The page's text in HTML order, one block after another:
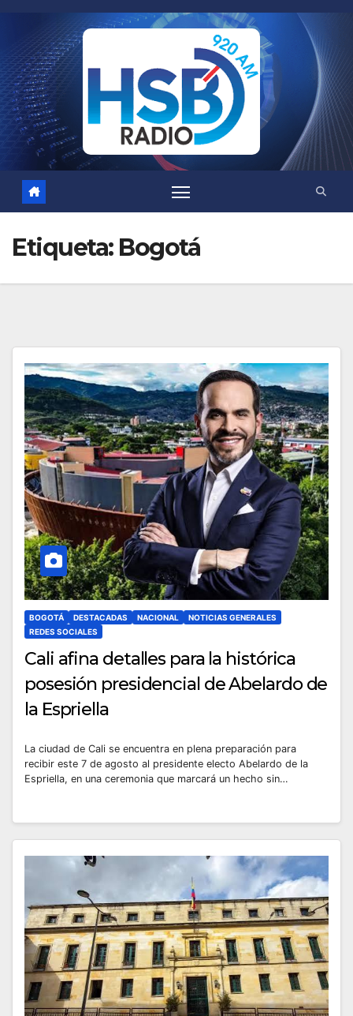
contenido
Etiqueta: Bogotá
BOGOTÁ DESTACADAS NACIONAL
NOTICIAS GENERALES
REDES SOCIALES
Cali afina detalles para la histórica
posesión presidencial de Abelardo de
la Espriella
La ciudad de Cali se encuentra en plena preparación para
recibir este 7 de agosto al presidente electo Abelardo de la
Espriella, en una ceremonia que marcará un hecho sin…